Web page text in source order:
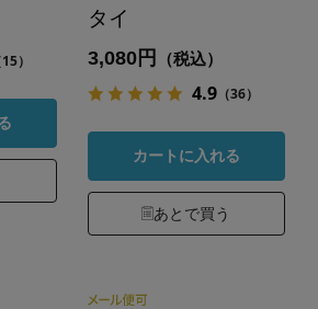
）
タイ
3,080円 （税込）
4.9（36）
カートに入れる
あとで買う